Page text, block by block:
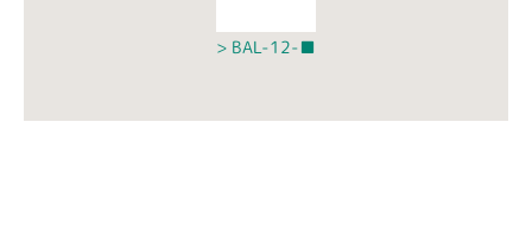
BAL-12-■